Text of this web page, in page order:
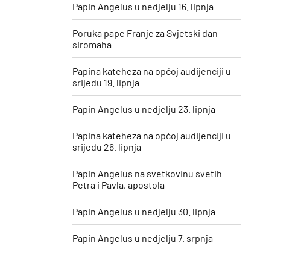
Papin Angelus u nedjelju 16. lipnja
Poruka pape Franje za Svjetski dan
siromaha
Papina kateheza na općoj audijenciji u
srijedu 19. lipnja
Papin Angelus u nedjelju 23. lipnja
Papina kateheza na općoj audijenciji u
srijedu 26. lipnja
Papin Angelus na svetkovinu svetih
Petra i Pavla, apostola
Papin Angelus u nedjelju 30. lipnja
Papin Angelus u nedjelju 7. srpnja